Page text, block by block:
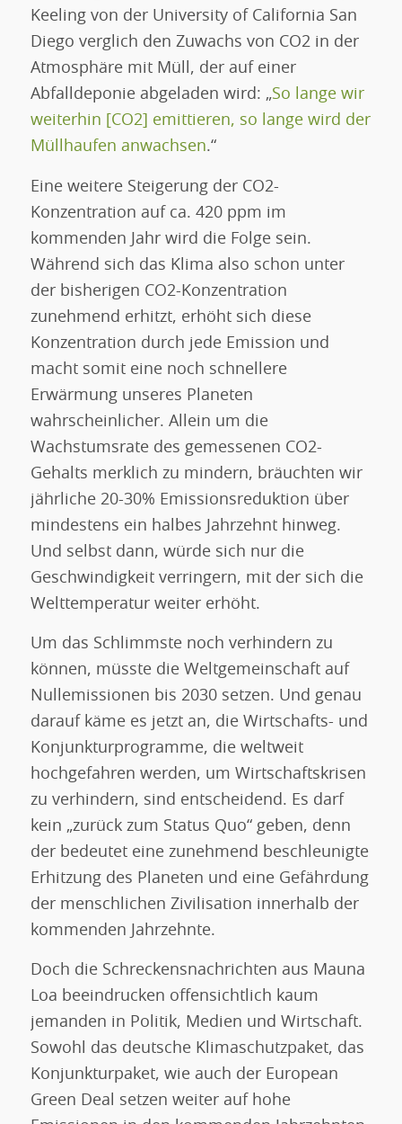
Keeling von der University of California San
Diego verglich den Zuwachs von CO2 in der
Atmosphäre mit Müll, der auf einer
Abfalldeponie abgeladen wird: „So lange wir
weiterhin [CO2] emittieren, so lange wird der
Müllhaufen anwachsen.“
Eine weitere Steigerung der CO2-
Konzentration auf ca. 420 ppm im
kommenden Jahr wird die Folge sein.
Während sich das Klima also schon unter
der bisherigen CO2-Konzentration
zunehmend erhitzt, erhöht sich diese
Konzentration durch jede Emission und
macht somit eine noch schnellere
Erwärmung unseres Planeten
wahrscheinlicher. Allein um die
Wachstumsrate des gemessenen CO2-
Gehalts merklich zu mindern, bräuchten wir
jährliche 20-30% Emissionsreduktion über
mindestens ein halbes Jahrzehnt hinweg.
Und selbst dann, würde sich nur die
Geschwindigkeit verringern, mit der sich die
Welttemperatur weiter erhöht.
Um das Schlimmste noch verhindern zu
können, müsste die Weltgemeinschaft auf
Nullemissionen bis 2030 setzen. Und genau
darauf käme es jetzt an, die Wirtschafts- und
Konjunkturprogramme, die weltweit
hochgefahren werden, um Wirtschaftskrisen
zu verhindern, sind entscheidend. Es darf
kein „zurück zum Status Quo“ geben, denn
der bedeutet eine zunehmend beschleunigte
Erhitzung des Planeten und eine Gefährdung
der menschlichen Zivilisation innerhalb der
kommenden Jahrzehnte.
Doch die Schreckensnachrichten aus Mauna
Loa beeindrucken offensichtlich kaum
jemanden in Politik, Medien und Wirtschaft.
Sowohl das deutsche Klimaschutzpaket, das
Konjunkturpaket, wie auch der European
Green Deal setzen weiter auf hohe